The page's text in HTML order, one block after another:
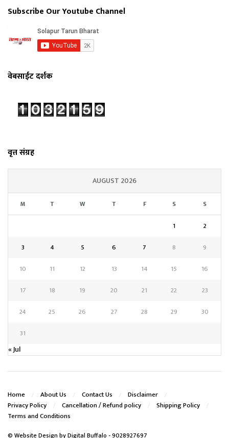
Subscribe Our Youtube Channel
वेबसाईट दर्शक
वृत्त संग्रह
AUGUST 2026
M T W T F S S
1
2
3
4 5 6 7 8
9
10
11 12 13 14 15
16
17
18 19 20 21 22
23
24
25 26 27 28 29
30
31
« Jul
Home About Us Contact Us
Disclaimer
Privacy Policy
Cancellation / Refund policy
Shipping Policy
Terms and Conditions
© Website Design byDigital Buffalo - 9028927697